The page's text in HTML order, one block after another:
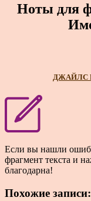
Ноты для
ДЖАЙЛС И.
Если вы нашли
фрагмент текста и
благодарна!
Похожие записи: